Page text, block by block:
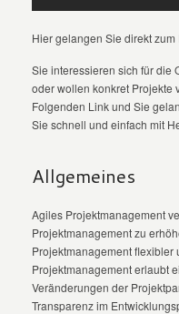
Hier gelangen Sie direkt zum
Sie interessieren sich für die
oder wollen konkret Projekte
Folgenden Link und Sie
Sie schnell und einfach mit
Allgemeines
Agiles Projektmanagement
Projektmanagement zu
Projektmanagement
Projektmanagement erlaubt
Veränderungen der
Transparenz im